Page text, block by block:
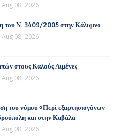
Aug 08, 2026
του Ν. 3409/2005 στην Κάλυμνο
Aug 08, 2026
στους Καλούς Λιμένες
Aug 08, 2026
του νόμου «Περί εξαρτησιογόνων
και στην Καβάλα
Aug 08, 2026